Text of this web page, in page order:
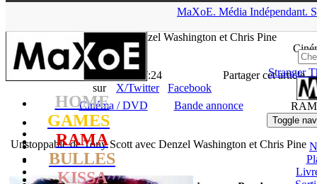
MaXoE. Média Indépendant.
HOME
GAMES
RAMA
BULLES
KISSA
Ciné
Stranger
Toggle
de Tony Scott avec Denzel Washington et Chris Pine
- 09.11.10, 17:24
Partager cet article
sur
X/Twitter
Facebook
Cinéma / DVD
Bande annonce
Unstoppable de Tony Scott avec Denzel Washington et Chris Pine